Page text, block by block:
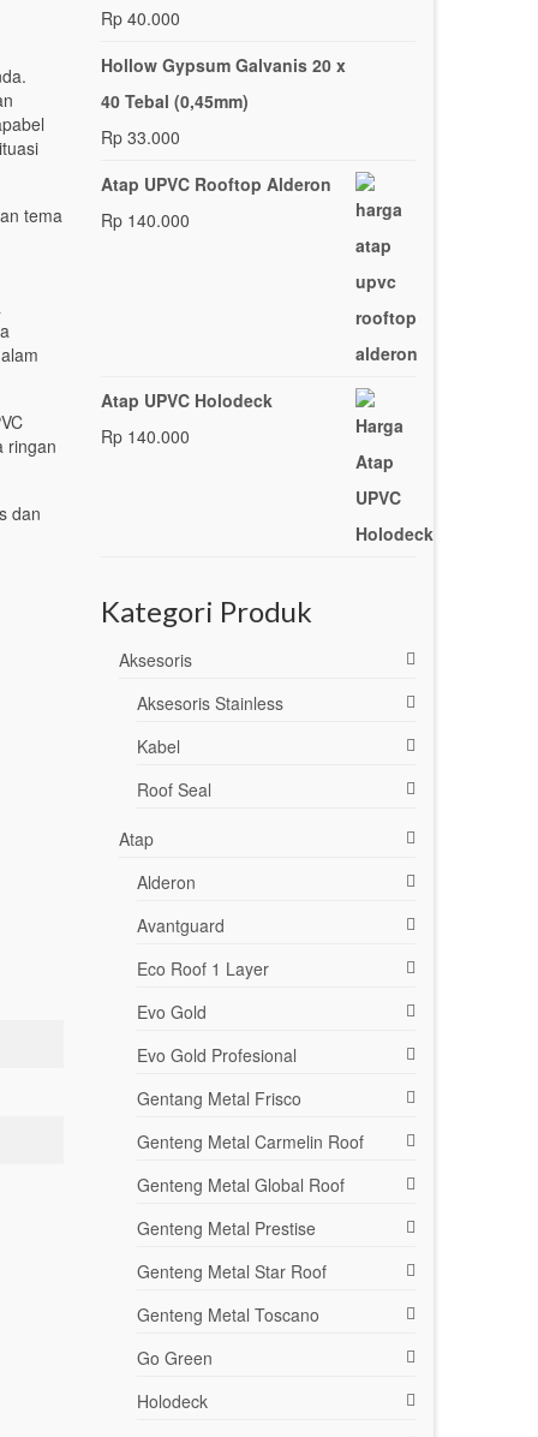
tema
ringan
dan
Rp40.000
Hollow Gypsum Galvanis 20 x
40 Tebal (0,45mm)
Rp33.000
Atap UPVC Rooftop Alderon
Rp140.000
Atap UPVC Holodeck
Rp140.000
Kategori Produk
Aksesoris
Aksesoris Stainless
Kabel
Roof Seal
Atap
Alderon
Avantguard
Eco Roof 1 Layer
Evo Gold
Evo Gold Profesional
Gentang Metal Frisco
Genteng Metal Carmelin Roof
Genteng Metal Global Roof
Genteng Metal Prestise
Genteng Metal Star Roof
Genteng Metal Toscano
Go Green
Holodeck